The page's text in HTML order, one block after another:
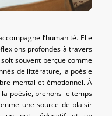
l’humanité. Elle
profondes à travers
souvent perçue comme
de littérature, la poésie
mental et émotionnel. À
poésie, prenons le temps
une source de plaisir